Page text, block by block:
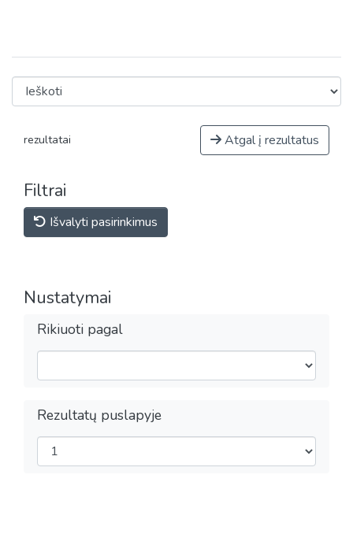
rezultatai Atgal į rezultatus
Filtrai
Išvalyti pasirinkimus
Nustatymai
Rikiuoti pagal
Rezultatų puslapyje